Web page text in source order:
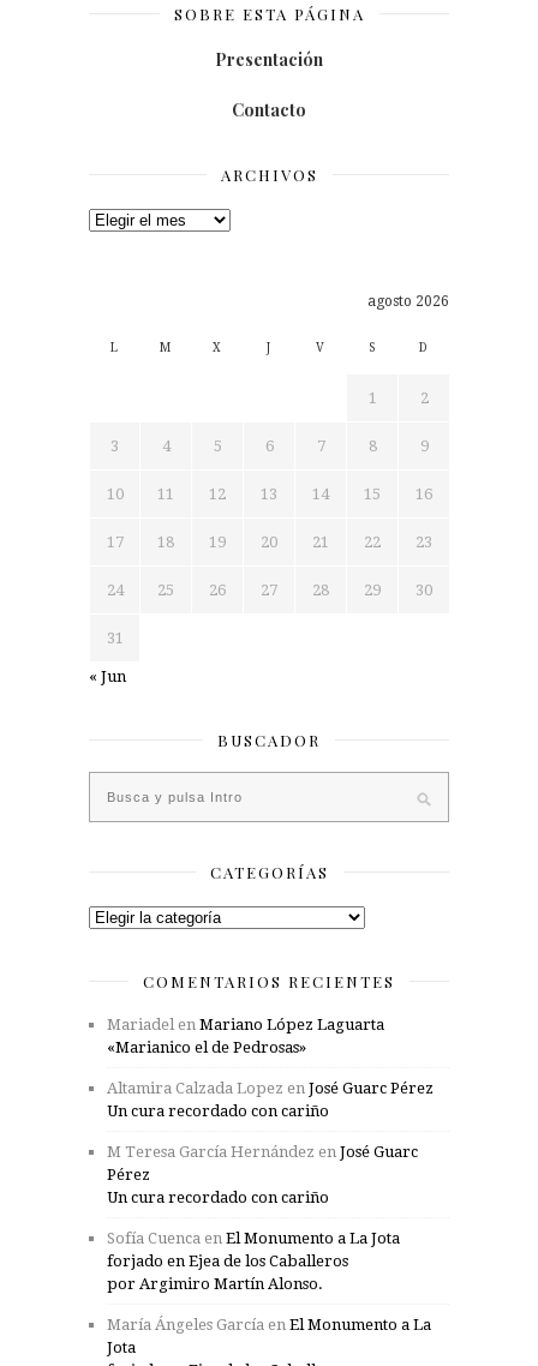
SOBRE ESTA PÁGINA
Presentación
Contacto
ARCHIVOS
Archivos
agosto 2026
L M X J V S D
1 2
3 4 5 6 7 8 9
10 11 12 13 14 15 16
17 18 19 20 21 22 23
24 25 26 27 28 29 30
31
« Jun
BUSCADOR
CATEGORÍAS
Categorías
COMENTARIOS RECIENTES
Mariadel en Mariano López Laguarta
«Marianico el de Pedrosas»
Altamira Calzada Lopez en José Guarc Pérez
Un cura recordado con cariño
M Teresa García Hernández en José Guarc
Pérez
Un cura recordado con cariño
Sofía Cuenca en El Monumento a La Jota
forjado en Ejea de los Caballeros
por Argimiro Martín Alonso.
María Ángeles García en El Monumento a La
Jota